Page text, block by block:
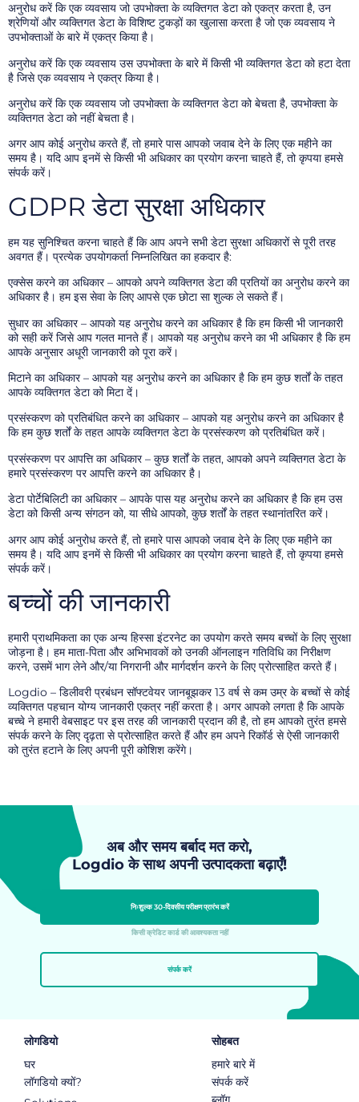
अनुरोध करें कि एक व्यवसाय जो उपभोक्ता के व्यक्तिगत डेटा को एकत्र करता है, उन
श्रेणियों और व्यक्तिगत डेटा के विशिष्ट टुकड़ों का खुलासा करता है जो एक व्यवसाय ने
उपभोक्ताओं के बारे में एकत्र किया है।
अनुरोध करें कि एक व्यवसाय उस उपभोक्ता के बारे में किसी भी व्यक्तिगत डेटा को हटा देता
है जिसे एक व्यवसाय ने एकत्र किया है।
अनुरोध करें कि एक व्यवसाय जो उपभोक्ता के व्यक्तिगत डेटा को बेचता है, उपभोक्ता के
व्यक्तिगत डेटा को नहीं बेचता है।
अगर आप कोई अनुरोध करते हैं, तो हमारे पास आपको जवाब देने के लिए एक महीने का
समय है। यदि आप इनमें से किसी भी अधिकार का प्रयोग करना चाहते हैं, तो कृपया हमसे
संपर्क करें।
GDPR डेटा सुरक्षा अधिकार
हम यह सुनिश्चित करना चाहते हैं कि आप अपने सभी डेटा सुरक्षा अधिकारों से पूरी तरह
अवगत हैं। प्रत्येक उपयोगकर्ता निम्नलिखित का हकदार है:
एक्सेस करने का अधिकार – आपको अपने व्यक्तिगत डेटा की प्रतियों का अनुरोध करने का
अधिकार है। हम इस सेवा के लिए आपसे एक छोटा सा शुल्क ले सकते हैं।
सुधार का अधिकार – आपको यह अनुरोध करने का अधिकार है कि हम किसी भी जानकारी
को सही करें जिसे आप गलत मानते हैं। आपको यह अनुरोध करने का भी अधिकार है कि हम
आपके अनुसार अधूरी जानकारी को पूरा करें।
मिटाने का अधिकार – आपको यह अनुरोध करने का अधिकार है कि हम कुछ शर्तों के तहत
आपके व्यक्तिगत डेटा को मिटा दें।
प्रसंस्करण को प्रतिबंधित करने का अधिकार – आपको यह अनुरोध करने का अधिकार है
कि हम कुछ शर्तों के तहत आपके व्यक्तिगत डेटा के प्रसंस्करण को प्रतिबंधित करें।
प्रसंस्करण पर आपत्ति का अधिकार – कुछ शर्तों के तहत, आपको अपने व्यक्तिगत डेटा के
हमारे प्रसंस्करण पर आपत्ति करने का अधिकार है।
डेटा पोर्टेबिलिटी का अधिकार – आपके पास यह अनुरोध करने का अधिकार है कि हम उस
डेटा को किसी अन्य संगठन को, या सीधे आपको, कुछ शर्तों के तहत स्थानांतरित करें।
अगर आप कोई अनुरोध करते हैं, तो हमारे पास आपको जवाब देने के लिए एक महीने का
समय है। यदि आप इनमें से किसी भी अधिकार का प्रयोग करना चाहते हैं, तो कृपया हमसे
संपर्क करें।
बच्चों की जानकारी
हमारी प्राथमिकता का एक अन्य हिस्सा इंटरनेट का उपयोग करते समय बच्चों के लिए सुरक्षा
जोड़ना है। हम माता-पिता और अभिभावकों को उनकी ऑनलाइन गतिविधि का निरीक्षण
करने, उसमें भाग लेने और/या निगरानी और मार्गदर्शन करने के लिए प्रोत्साहित करते हैं।
Logdio – डिलीवरी प्रबंधन सॉफ्टवेयर जानबूझकर 13 वर्ष से कम उम्र के बच्चों से कोई
व्यक्तिगत पहचान योग्य जानकारी एकत्र नहीं करता है। अगर आपको लगता है कि आपके
बच्चे ने हमारी वेबसाइट पर इस तरह की जानकारी प्रदान की है, तो हम आपको तुरंत हमसे
संपर्क करने के लिए दृढ़ता से प्रोत्साहित करते हैं और हम अपने रिकॉर्ड से ऐसी जानकारी
को तुरंत हटाने के लिए अपनी पूरी कोशिश करेंगे।
अब और समय बर्बाद मत करो,
Logdio के साथ अपनी उत्पादकता बढ़ाएँ!
निःशुल्क 30-दिवसीय परीक्षण प्रारंभ करें
किसी क्रेडिट कार्ड की आवश्यकता नहीं
संपर्क करें
लोगडियो
घर
लॉगडियो क्यों?
सोहबत
हमारे बारे में
संपर्क करें